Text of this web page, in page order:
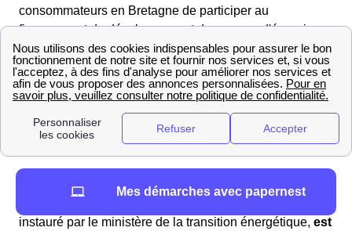
consommateurs en Bretagne de participer au
financement du développement de sources d'énergies
renouvelables.
EDF et Chèques Énergie 2025 : Ce que vous devez
savoir à Cléden-Poher
Les chèques énergie seront envoyés cette année à
Cléden-Poher à partir de 25 avril 2024 pour tous les
Si vous y êtes éligible, vous pouvez utiliser le chèque
instauré par le ministère de la transition énergétique, est
Mes démarches avec papernest